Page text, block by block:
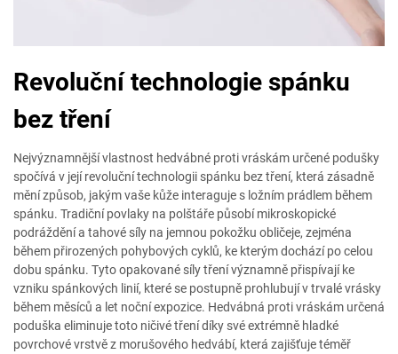
Revoluční technologie spánku
bez tření
Nejvýznamnější vlastnost hedvábné proti vráskám určené podušky
spočívá v její revoluční technologii spánku bez tření, která zásadně
mění způsob, jakým vaše kůže interaguje s ložním prádlem během
spánku. Tradiční povlaky na polštáře působí mikroskopické
podráždění a tahové síly na jemnou pokožku obličeje, zejména
během přirozených pohybových cyklů, ke kterým dochází po celou
dobu spánku. Tyto opakované síly tření významně přispívají ke
vzniku spánkových linií, které se postupně prohlubují v trvalé vrásky
během měsíců a let noční expozice. Hedvábná proti vráskám určená
poduška eliminuje toto ničivé tření díky své extrémně hladké
povrchové vrstvě z morušového hedvábí, která zajišťuje téměř